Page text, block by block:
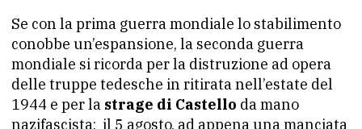
Se con la prima guerra mondiale lo stabilimento
conobbe un’espansione, la seconda guerra
mondiale si ricorda per la distruzione ad opera
delle truppe tedesche in ritirata nell’estate del
1944 e per la strage di Castello da mano
nazifascista: il 5 agosto, ad appena una manciata